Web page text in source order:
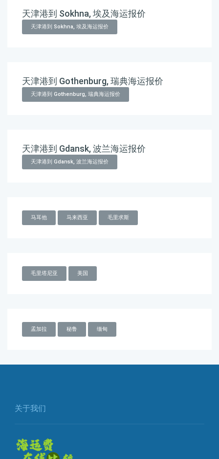
天津港到 Sokhna, 埃及海运报价
天津港到 Sokhna, 埃及海运报价
天津港到 Gothenburg, 瑞典海运报价
天津港到 Gothenburg, 瑞典海运报价
天津港到 Gdansk, 波兰海运报价
天津港到 Gdansk, 波兰海运报价
马耳他 马来西亚 毛里求斯
毛里塔尼亚 美国
孟加拉 秘鲁 缅甸
关于我们